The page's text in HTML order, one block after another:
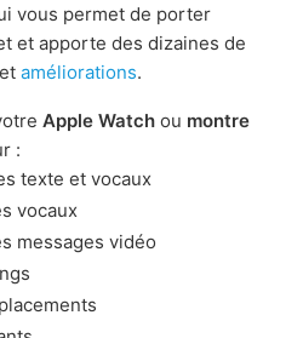
vous permet de porter
et apporte des dizaines de
améliorations.
Apple Watch ou montre
:
texte et vocaux
vocaux
messages vidéo